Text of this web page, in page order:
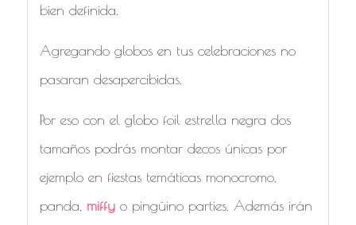
bien definida.
Agregando globos en tus celebraciones no
pasaran desapercibidas.
Por eso con el globo foil estrella negra dos
tamaños podrás montar decos únicas por
ejemplo en fiestas temáticas monocromo,
panda, miffyo pingüino parties. Además irán